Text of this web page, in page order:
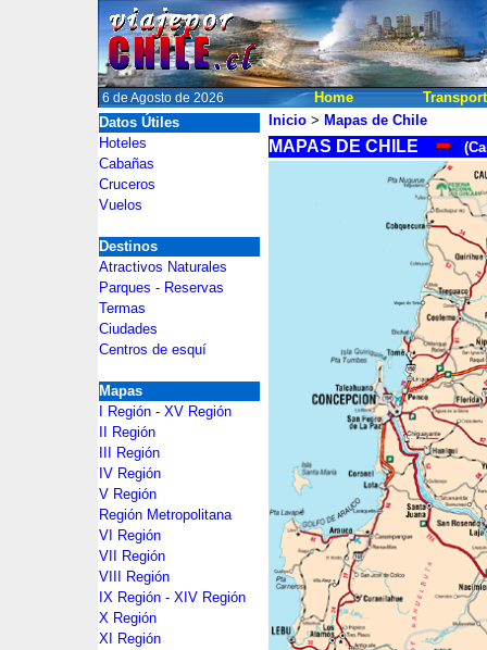
6 de Agosto de 2026 Home
Datos Útiles
Hoteles
Cabañas
Cruceros
Vuelos
Destinos
Atractivos Naturales
Parques - Reservas
Termas
Ciudades
Centros de esquí
Mapas
I Región - XV Región
II Región
III Región
IV Región
V Región
Región Metropolitana
VI Región
VII Región
VIII Región
IX Región - XIV Región
X Región
XI Región
Inicio > Mapas de Chile
MAPAS DE CHILE (